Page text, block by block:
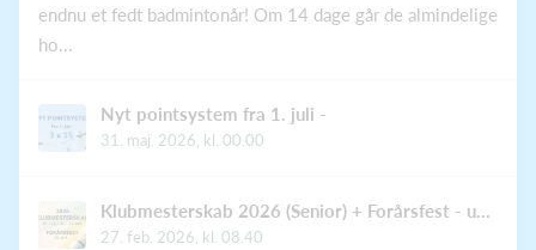
endnu et fedt badmintonår! Om 14 dage går de almindelige
ho...
Nyt pointsystem fra 1. juli -
31. maj. 2026, kl. 00.00
Klubmesterskab 2026 (Senior) + Forårsfest - uge 17
27. feb. 2026, kl. 08.40